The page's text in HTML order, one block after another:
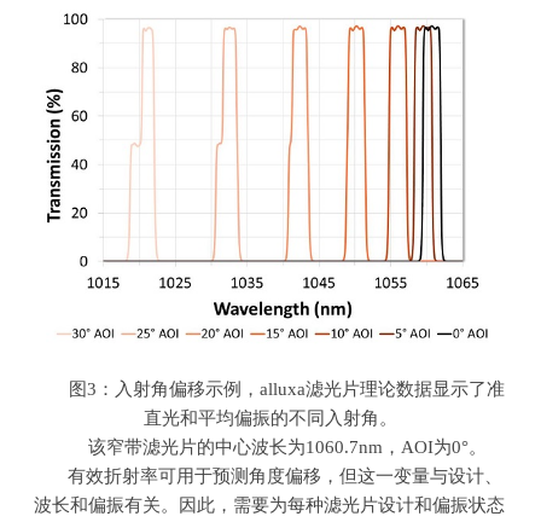
图3 ：入射角偏移示例，alluxa滤光片理论数据显示了准
直光和平均偏振的不同入射角。
该窄带滤光片的中心波长为1060.7nm， AOI为0°。
有效折射率可用于预测角度偏移，但这一变量与设计、
波长和偏振有关。因此，需要为每种滤光片设计和偏振状态